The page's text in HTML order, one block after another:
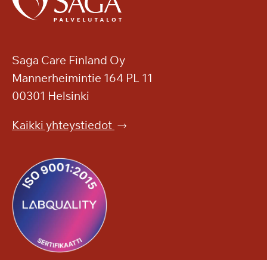
Saga Care Finland Oy
Mannerheimintie 164 PL 11
00301 Helsinki
Kaikki yhteystiedot